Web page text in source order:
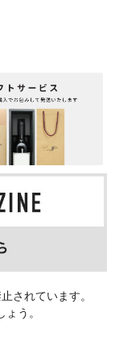
されています。
う。